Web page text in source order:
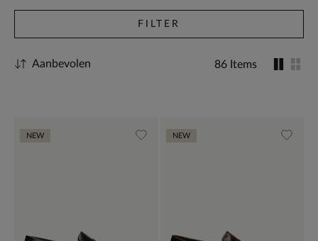
FILTER
86 Items
Aanbevolen
NEW NEW